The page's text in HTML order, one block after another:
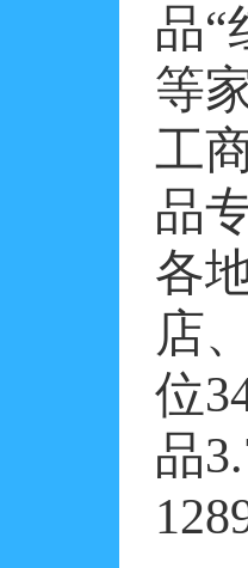
品“
等
工
品
各
店
位
品